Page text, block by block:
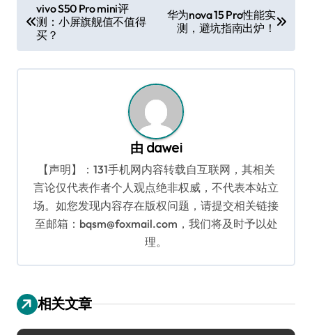
章
导
航
vivo S50 Pro mini评
测：小屏旗舰值不值得
买？
华为nova 15 Pro性能实
测，避坑指南出炉！
由 dawei
【声明】：131手机网内容转载自互联网，其相关
言论仅代表作者个人观点绝非权威，不代表本站立
场。如您发现内容存在版权问题，请提交相关链接
至邮箱：bqsm@foxmail.com，我们将及时予以处
理。
相关文章